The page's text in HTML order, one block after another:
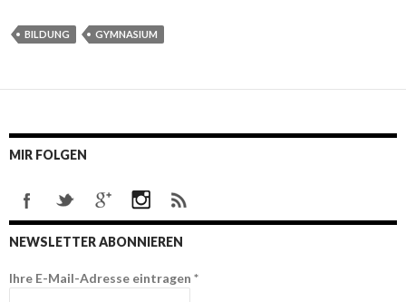
BILDUNG GYMNASIUM
MIR FOLGEN
NEWSLETTER ABONNIEREN
Ihre E-Mail-Adresse eintragen *